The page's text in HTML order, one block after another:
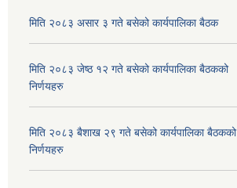
मिति २०८३ असार ३ गते बसेको कार्यपालिका बैठक
मिति २०८३ जेष्ठ १२ गते बसेको कार्यपालिका बैठकको
निर्णयहरु
मिति २०८३ बैशाख २९ गते बसेको कार्यपालिका बैठकको
निर्णयहरु